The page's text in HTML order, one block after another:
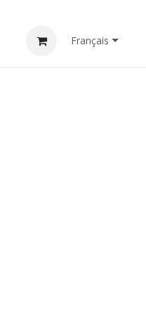
Assistance
Français